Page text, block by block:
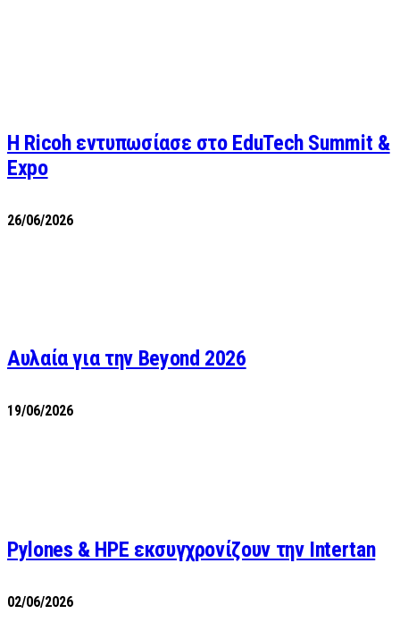
Η Ricoh εντυπωσίασε στο EduTech Summit &
Expo
26/06/2026
Αυλαία για την Beyond 2026
19/06/2026
Pylones & HPE εκσυγχρονίζουν την Intertan
02/06/2026